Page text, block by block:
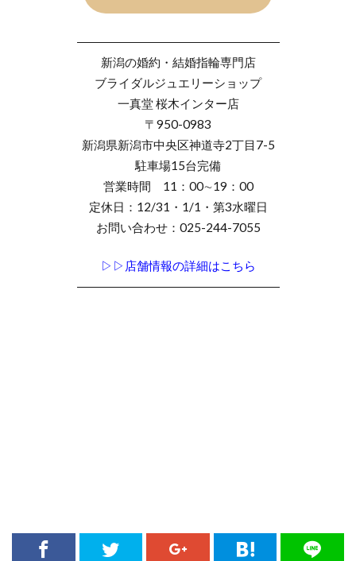
―――――――――――――――――
新潟の婚約・結婚指輪専門店
ブライダルジュエリーショップ
一真堂 桜木インター店
〒950-0983
新潟県新潟市中央区神道寺2丁目7-5
駐車場15台完備
営業時間 11：00∼19：00
定休日：12/31・1/1・第3水曜日
お問い合わせ：025-244-7055
▷▷店舗情報の詳細はこちら
―――――――――――――――――